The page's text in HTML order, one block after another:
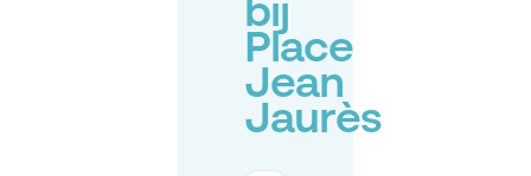
bij
Place
Jean
Jaurès